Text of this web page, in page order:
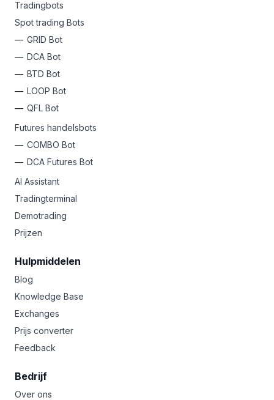
Tradingbots
Spot trading Bots
GRID Bot
DCA Bot
BTD Bot
LOOP Bot
QFL Bot
Futures handelsbots
COMBO Bot
DCA Futures Bot
AI Assistant
Tradingterminal
Demotrading
Prijzen
Hulpmiddelen
Blog
Knowledge Base
Exchanges
Prijs converter
Feedback
Bedrijf
Over ons